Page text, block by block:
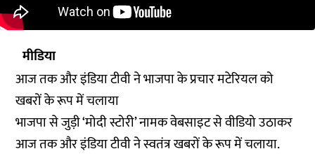
मीडिया
आज तक और इंडिया टीवी ने भाजपा के प्रचार मटेरियल को
खबरों के रूप में चलाया
भाजपा से जुड़ी ‘मोदी स्टोरी’ नामक वेबसाइट से वीडियो उठाकर
आज तक और इंडिया टीवी ने स्वतंत्र खबरों के रूप में चलाया.